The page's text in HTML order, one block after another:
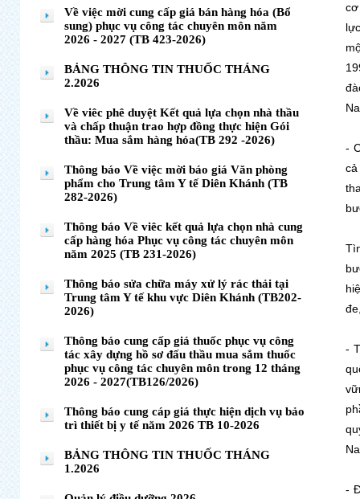
-
-
-
Về việc mời cung cấp giá bán hàng hóa (Bổ
sung) phục vụ công tác chuyên môn năm
2026 - 2027 (TB 423-2026)
BẢNG THÔNG TIN THUỐC THÁNG
2.2026
Về viêc phê duyệt Kết quả lựa chọn nhà thầu
và chấp thuận trao hợp đồng thực hiện Gói
thầu: Mua sắm hàng hóa(TB 292 -2026)
Thông báo Về việc mời báo giá Văn phòng
phẩm cho Trung tâm Y tế Diên Khánh (TB
282-2026)
Thông báo Về viêc kết quả lựa chọn nhà cung
cấp hàng hóa Phục vụ công tác chuyên môn
năm 2025 (TB 231-2026)
Thông báo sửa chữa máy xử lý rác thải tại
Trung tâm Y tế khu vực Diên Khánh (TB202-
2026)
Thông báo cung cấp giá thuốc phục vụ công
tác xây dựng hồ sơ đấu thầu mua sắm thuốc
phục vụ công tác chuyên môn trong 12 tháng
2026 - 2027(TB126/2026)
Thông báo cung cáp giá thực hiện dịch vụ bảo
trì thiết bị y tế năm 2026 TB 10-2026
BẢNG THÔNG TIN THUỐC THÁNG
1.2026